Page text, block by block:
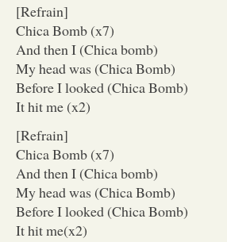
[Refrain]
Chica Bomb (x7)
And then I (Chica bomb)
My head was (Chica Bomb)
Before I looked (Chica Bomb)
It hit me (x2)
[Refrain]
Chica Bomb (x7)
And then I (Chica bomb)
My head was (Chica Bomb)
Before I looked (Chica Bomb)
It hit me(x2)